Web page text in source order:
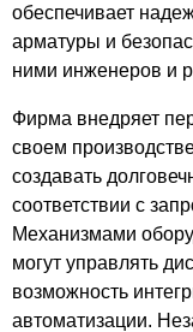
обеспечивает
арматуры и
ними инженеров и
Фирма внедряет
своем
создавать
соответствии с
Механизмами
могут управлять
возможность
автоматизации.